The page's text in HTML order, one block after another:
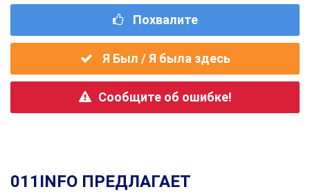
Похвалите
Я Был / Я была здесь
Сообщите об ошибке!
011INFO ПРЕДЛАГАЕТ